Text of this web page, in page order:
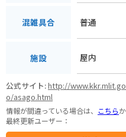
混雑具合 普通
施設 屋内
公式サイト:http://
o/asago.html
情報が間違っている場合は、 こちら
最終更新ユーザー：